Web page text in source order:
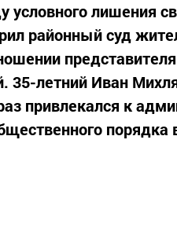
условного лишения
районный суд
35-летний Иван
привлекался к
порядка